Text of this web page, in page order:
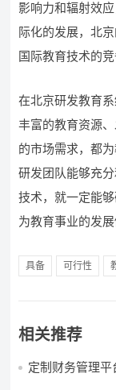
影响力和辐射效
际化的发展，北
国际教育技术的竞
在北京研发教育
丰富的教育资源
的市场需求，都
研发团队能够充
技术，就一定能
为教育事业的发展
具备 可行性
相关推荐
定制财务管理平